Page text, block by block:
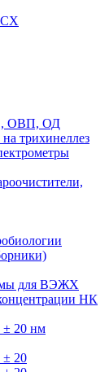
ОВП, ОД
трихинеллез
для ВЭЖХ
НК
± 20 нм
± 20